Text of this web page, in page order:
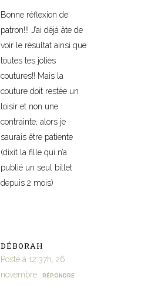
Bonne réflexion de
patron!!! J’ai déjà âte de
voir le résultat ainsi que
toutes tes jolies
coutures!! Mais la
couture doit restée un
loisir et non une
contrainte, alors je
saurais être patiente
(dixit la fille qui n’a
publié un seul billet
depuis 2 mois)
DÉBORAH
Posté à 12:37h, 26
novembre
RÉPONDRE